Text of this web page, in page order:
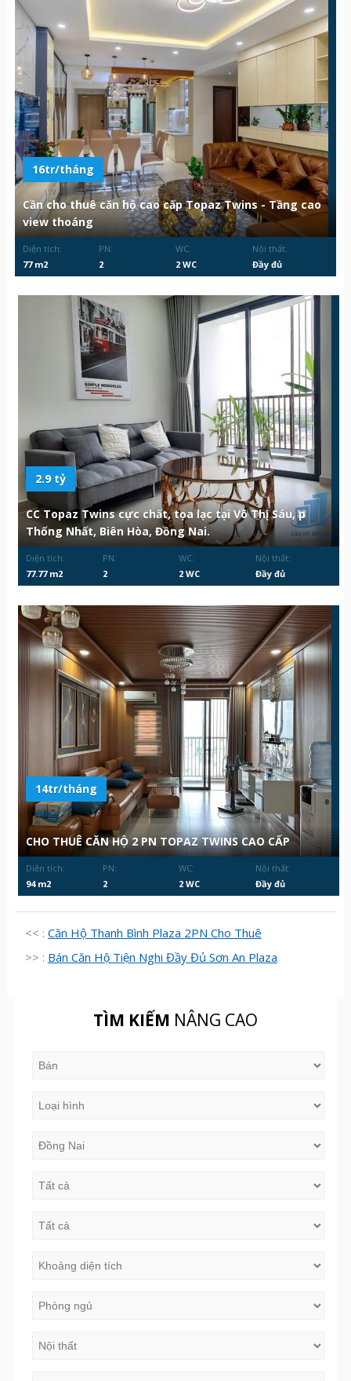
16tr/tháng
Cần cho thuê căn hộ cao cấp Topaz Twins - Tầng cao
view thoáng
Diện tích:
77 m2
PN:
2
WC:
2 WC
Nội thất:
Đầy đủ
2.9 tỷ
CC Topaz Twins cực chất, tọa lạc tại Võ Thị Sáu, p
Thống Nhất, Biên Hòa, Đồng Nai.
Diện tích:
77.77 m2
PN:
2
WC:
2 WC
Nội thất:
Đầy đủ
14tr/tháng
CHO THUÊ CĂN HỘ 2 PN TOPAZ TWINS CAO CẤP
Diện tích:
94 m2
PN:
2
WC:
2 WC
Nội thất:
Đầy đủ
<< : Căn Hộ Thanh Bình Plaza 2PN Cho Thuê
>> : Bán Căn Hộ Tiện Nghi Đầy Đủ Sơn An Plaza
TÌM KIẾM NÂNG CAO